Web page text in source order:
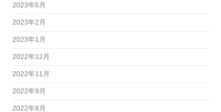
2023年5月
2023年2月
2023年1月
2022年12月
2022年11月
2022年9月
2022年8月